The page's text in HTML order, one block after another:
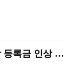
2026학년도 수도권 대학 등록금 인상 TOP 8